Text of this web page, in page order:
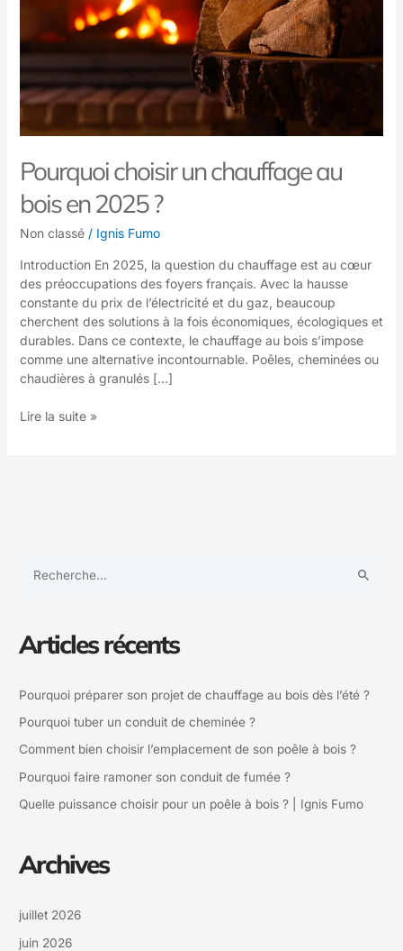
Pourquoi choisir un chauffage au
bois en 2025 ?
Non classé/ Ignis Fumo
Introduction En 2025, la question du chauffage est au cœur
des préoccupations des foyers français. Avec la hausse
constante du prix de l’électricité et du gaz, beaucoup
cherchent des solutions à la fois économiques, écologiques et
durables. Dans ce contexte, le chauffage au bois s’impose
comme une alternative incontournable. Poêles, cheminées ou
chaudières à granulés […]
2025
?
Lire la suite »
h
r
c
h
e
r
Articles récents
Pourquoi préparer son projet de chauffage au bois dès l’été ?
Pourquoi tuber un conduit de cheminée ?
Comment bien choisir l’emplacement de son poêle à bois ?
Pourquoi faire ramoner son conduit de fumée ?
Quelle puissance choisir pour un poêle à bois ? | Ignis Fumo
Archives
juillet 2026
juin 2026